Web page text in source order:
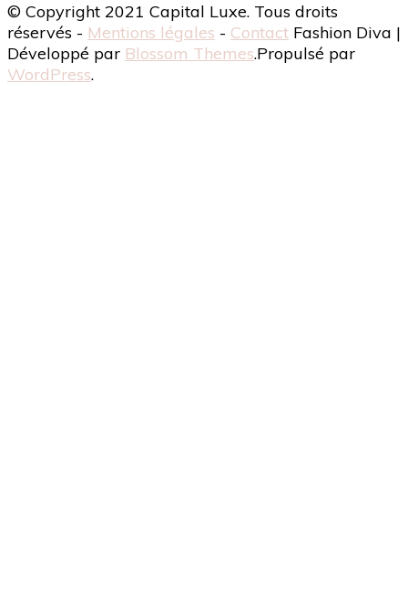
© Copyright 2021 Capital Luxe. Tous droits
réservés - Mentions légales - Contact Fashion Diva |
Développé par Blossom Themes.Propulsé par
WordPress.